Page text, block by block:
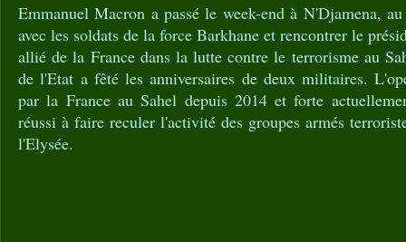
Emmanuel Macron a passé le week-end à N'Djamena,
avec les soldats de la force Barkhane et rencontrer le
allié de la France dans la lutte contre le terrorisme au
de l'Etat a fêté les anniversaires de deux militaires.
par la France au Sahel depuis 2014 et forte
réussi à faire reculer l'activité des groupes armés
l'Elysée.